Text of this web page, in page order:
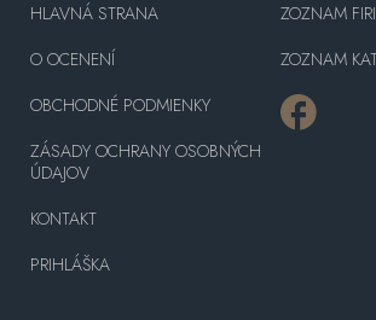
HLAVNÁ STRANA
O OCENENÍ
OBCHODNÉ PODMIENKY
ZÁSADY OCHRANY OSOBNÝCH
ÚDAJOV
KONTAKT
PRIHLÁŠKA
ZOZNAM
ZOZNAM